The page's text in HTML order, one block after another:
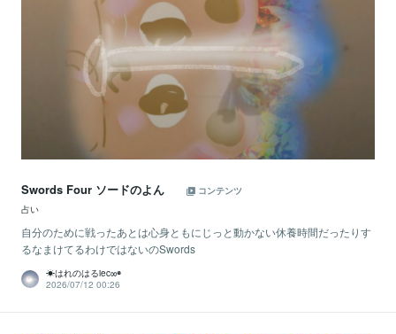
Swords Four ソードのよん
コンテンツ
占い
自分のために戦ったあとは心身ともにじっと動かない休養時間だったりす
るなまけてるわけではないのSwords
☀はれのはるiec∞◉
2026/07/12 00:26